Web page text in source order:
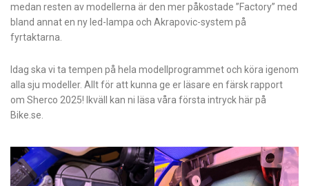
medan resten av modellerna är den mer påkostade ”Factory” med
bland annat en ny led-lampa och Akrapovic-system på
fyrtaktarna.
Idag ska vi ta tempen på hela modellprogrammet och köra igenom
alla sju modeller. Allt för att kunna ge er läsare en färsk rapport
om Sherco 2025! Ikväll kan ni läsa våra första intryck här på
Bike.se.